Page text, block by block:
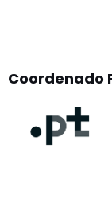
Coordenado